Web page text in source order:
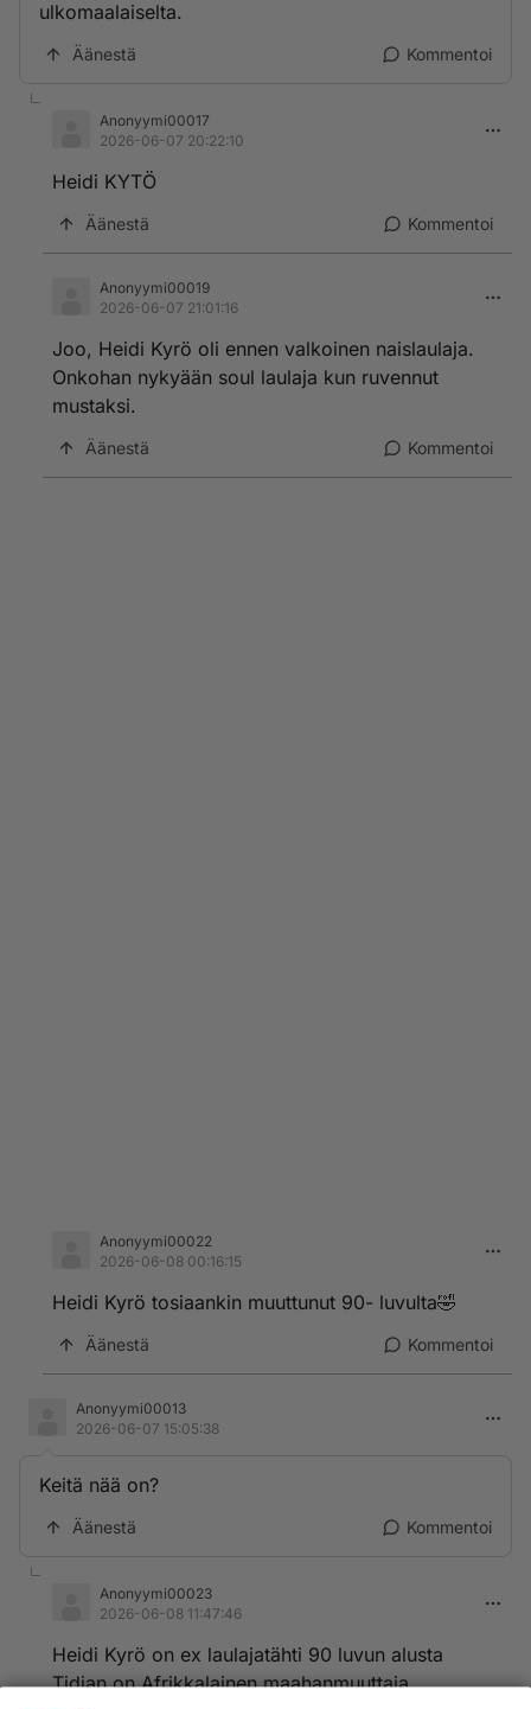
ulkomaalaiselta.
Äänestä Kommentoi
Anonyymi00017
2026-06-07 20:22:10
Heidi KYTÖ
Äänestä Kommentoi
Anonyymi00019
2026-06-07 21:01:16
Joo, Heidi Kyrö oli ennen valkoinen naislaulaja.
Onkohan nykyään soul laulaja kun ruvennut
mustaksi.
Äänestä Kommentoi
Anonyymi00022
2026-06-08 00:16:15
Heidi Kyrö tosiaankin muuttunut 90- luvulta🤣
Äänestä Kommentoi
Anonyymi00013
2026-06-07 15:05:38
Keitä nää on?
Äänestä Kommentoi
Anonyymi00023
2026-06-08 11:47:46
Heidi Kyrö on ex laulajatähti 90 luvun alusta
Tidjan on Afrikkalainen maahanmuuttaja.